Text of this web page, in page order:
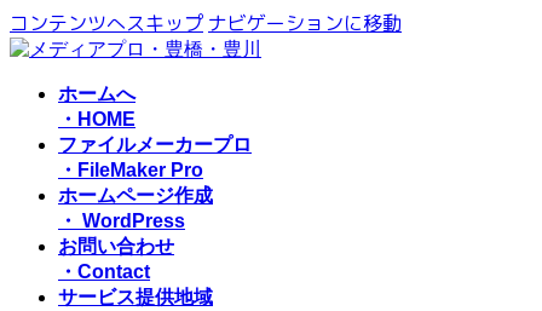
コンテンツへスキップ ナビゲーションに移動
ホームへ
・HOME
ファイルメーカープロ
・FileMaker Pro
ホームページ作成
・ WordPress
お問い合わせ
・Contact
サービス提供地域